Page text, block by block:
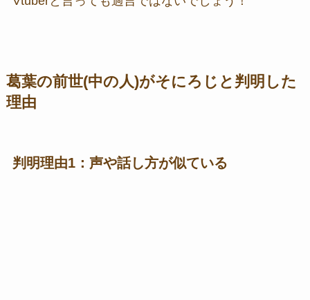
葛葉の前世(中の人)がそにろじと判明した
理由
判明理由1：声や話し方が似ている